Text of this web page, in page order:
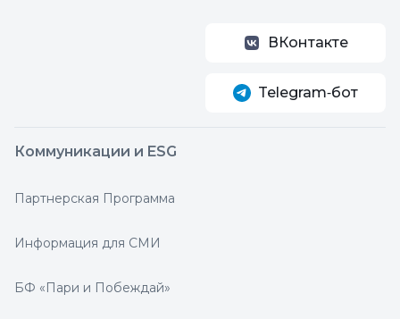
ВКонтакте
Telegram‑бот
Коммуникации и ESG
Партнерская Программа
Информация для СМИ
БФ «Пари и Побеждай»